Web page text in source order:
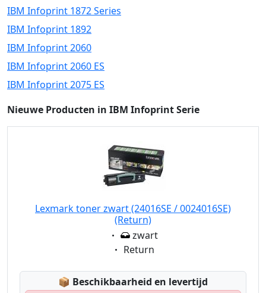
IBM Infoprint 1872 Series
IBM Infoprint 1892
IBM Infoprint 2060
IBM Infoprint 2060 ES
IBM Infoprint 2075 ES
Nieuwe Producten in IBM Infoprint Serie
Lexmark toner zwart (24016SE / 0024016SE)
(Return)
Eigenschaft:
zwart
Eigenschaft:
Return
📦 Lagerstatus:
Beschikbaarheid en levertijd